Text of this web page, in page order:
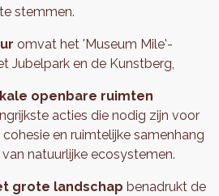
stemmen.
omvat het 'Museum Mile'-
Jubelpark en de Kunstberg,
openbare ruimten
acties die nodig zijn voor
en ruimtelijke samenhang
natuurlijke ecosystemen.
grote landschap benadrukt de